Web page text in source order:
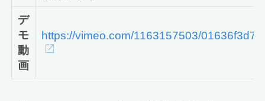
デ
モ
動
画
https://vimeo.com/1163157503/01636f3d7d